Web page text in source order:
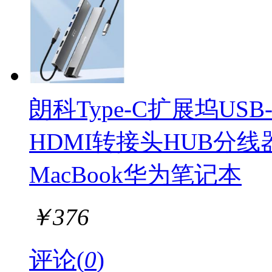
朗科Type-C扩展坞
HDMI转接头HUB分线
MacBook华为笔记本
￥376
评论(0)